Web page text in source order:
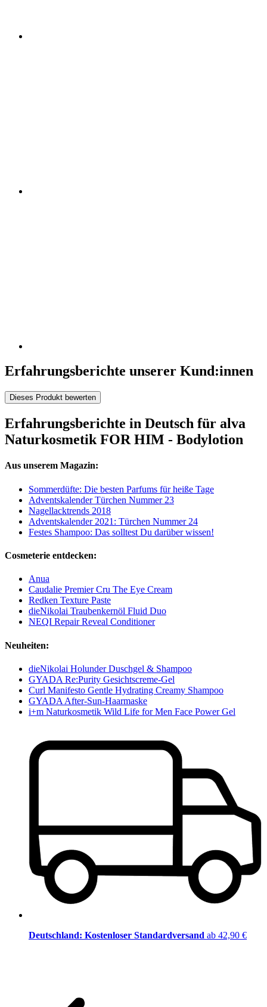
Erfahrungsberichte unserer Kund:innen
Dieses Produkt bewerten
Erfahrungsberichte in Deutsch für alva
Naturkosmetik FOR HIM - Bodylotion
Aus unserem Magazin:
Sommerdüfte: Die besten Parfums für heiße Tage
Adventskalender Türchen Nummer 23
Nagellacktrends 2018
Adventskalender 2021: Türchen Nummer 24
Festes Shampoo: Das solltest Du darüber wissen!
Cosmeterie entdecken:
Anua
Caudalie Premier Cru The Eye Cream
Redken Texture Paste
dieNikolai Traubenkernöl Fluid Duo
NEQI Repair Reveal Conditioner
Neuheiten:
dieNikolai Holunder Duschgel & Shampoo
GYADA Re:Purity Gesichtscreme-Gel
Curl Manifesto Gentle Hydrating Creamy Shampoo
GYADA After-Sun-Haarmaske
i+m Naturkosmetik Wild Life for Men Face Power Gel
Deutschland: Kostenloser Standardversand ab 42,90 €